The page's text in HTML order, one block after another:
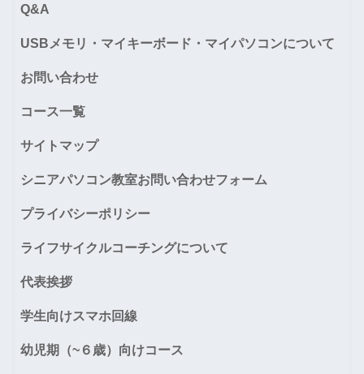
Q&A
USBメモリ・マイキーボード・マイパソコンについて
お問い合わせ
コース一覧
サイトマップ
シニアパソコン教室お問い合わせフォーム
プライバシーポリシー
ライフサイクルコーチングについて
代表挨拶
学生向けスマホ回線
幼児期（~６歳）向けコース